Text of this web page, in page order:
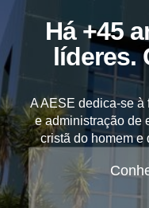
Há +45
líderes.
A AESE dedica-se à
e administração de
cristã do homem e